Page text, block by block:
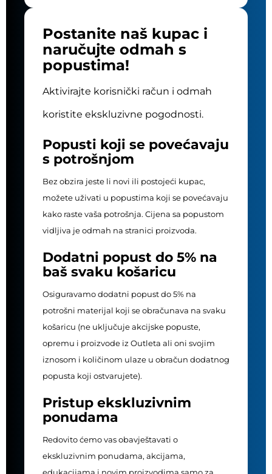
Postanite naš kupac i
naručujte odmah s
popustima!
Aktivirajte korisnički račun i odmah
koristite ekskluzivne pogodnosti.
Popusti koji se povećavaju
s potrošnjom
Bez obzira jeste li novi ili postojeći kupac,
možete uživati u popustima koji se povećavaju
kako raste vaša potrošnja. Cijena sa popustom
vidljiva je odmah na stranici proizvoda.
Dodatni popust do 5% na
baš svaku košaricu
Osiguravamo dodatni popust do 5% na
potrošni materijal koji se obračunava na svaku
košaricu (ne uključuje akcijske popuste,
opremu i proizvode iz Outleta ali oni svojim
iznosom i količinom ulaze u obračun dodatnog
popusta koji ostvarujete).
Pristup ekskluzivnim
ponudama
Redovito ćemo vas obavještavati o
ekskluzivnim ponudama, akcijama,